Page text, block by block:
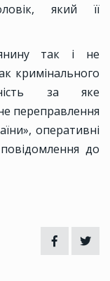
який її
так і не
кримінального
за яке
переправлення
оперативні
до